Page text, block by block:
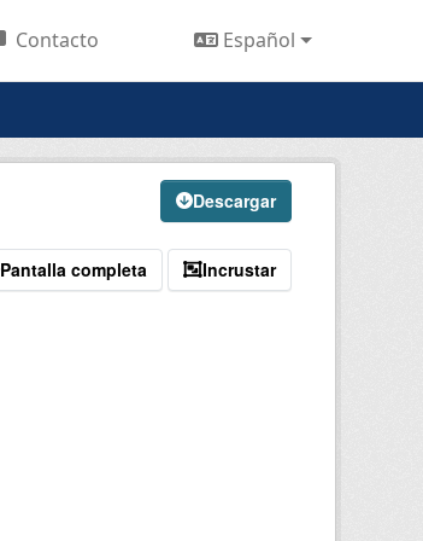
Contacto Español
Descargar
Pantalla completa Incrustar